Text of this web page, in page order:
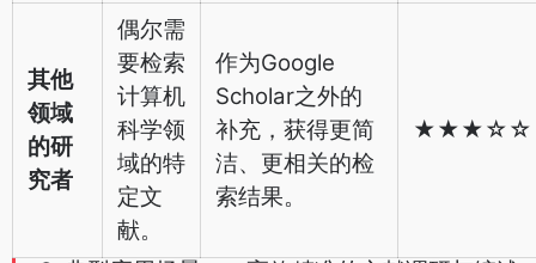
其他
领域
的研
究者
偶尔需
要检索
计算机
科学领
域的特
定文
献。
作为Google
Scholar之外的
补充，获得更简
洁、更相关的检
索结果。
★★★☆☆